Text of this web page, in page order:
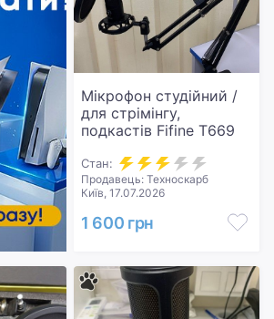
Мікрофон студійний /
для стрімінгу,
подкастів Fifine T669
Стан:
Продавець: Техноскарб
Київ, 17.07.2026
1 600 грн